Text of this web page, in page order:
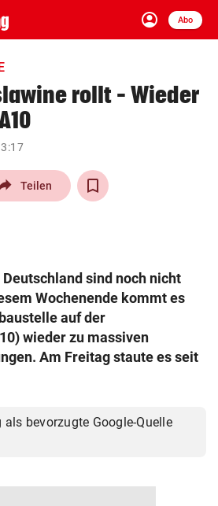
account_circle
Anmelden
Abo
close Schließen
arrow_right
& Co KG 2026
rollt – Wieder
Teilen
sind noch nicht
Wochenende kommt es
auf der
wieder zu massiven
Am Freitag staute es seit
als bevorzugte Google-Quelle